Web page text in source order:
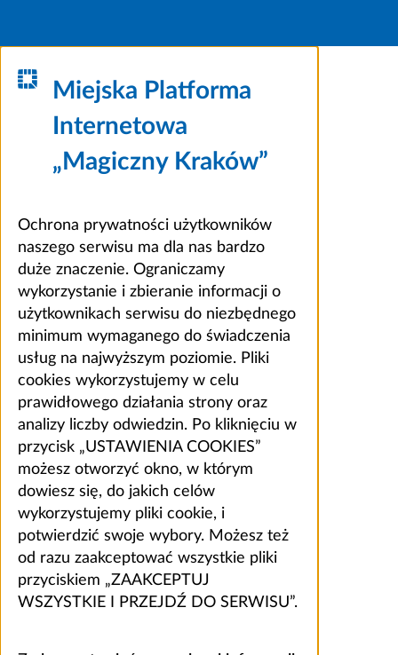
Miejska Platforma
Internetowa
„Magiczny Kraków”
Ochrona prywatności użytkowników
naszego serwisu ma dla nas bardzo
duże znaczenie. Ograniczamy
wykorzystanie i zbieranie informacji o
użytkownikach serwisu do niezbędnego
minimum wymaganego do świadczenia
usług na najwyższym poziomie. Pliki
cookies wykorzystujemy w celu
prawidłowego działania strony oraz
analizy liczby odwiedzin. Po kliknięciu w
przycisk „USTAWIENIA COOKIES”
możesz otworzyć okno, w którym
dowiesz się, do jakich celów
wykorzystujemy pliki cookie, i
potwierdzić swoje wybory. Możesz też
od razu zaakceptować wszystkie pliki
przyciskiem „ZAAKCEPTUJ
WSZYSTKIE I PRZEJDŹ DO SERWISU”.